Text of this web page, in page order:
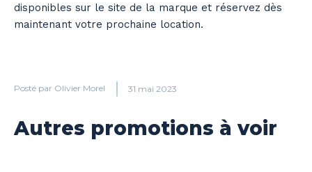
disponibles sur le site de la marque et réservez dès
maintenant votre prochaine location.
Posté par Olivier Morel 31 mai 2023
Autres promotions à voir